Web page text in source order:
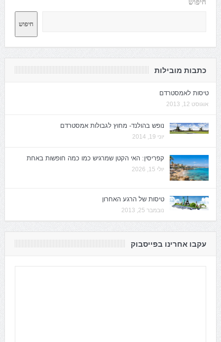
חיפוש
כתבות מובילות
טיסות לאמסטרדם
אוגוסט 12, 2013
נופש בהולנד- מחוץ לגבולות אמסטרדם
יוני 19, 2014
קפריסין: האי הקטן שמרגיש כמו כמה חופשות באחת
יולי 15, 2026
טיסות של הרגע האחרון
נובמבר 25, 2013
עקבו אחרינו בפייסבוק